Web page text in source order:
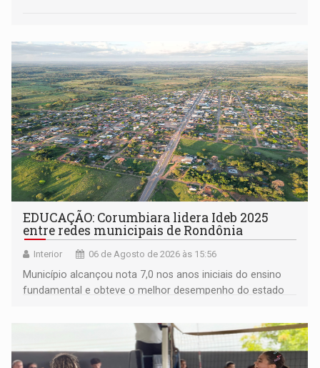
EDUCAÇÃO: Corumbiara lidera Ideb 2025
entre redes municipais de Rondônia
Interior 06 de Agosto de 2026 às 15:56
Município alcançou nota 7,0 nos anos iniciais do ensino
fundamental e obteve o melhor desempenho do estado